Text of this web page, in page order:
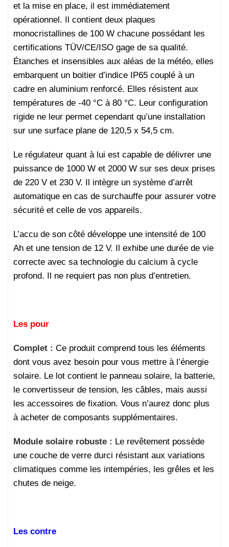
et la mise en place, il est immédiatement
opérationnel. Il contient deux plaques
monocristallines de 100 W chacune possédant les
certifications TÜV/CE/ISO gage de sa qualité.
Étanches et insensibles aux aléas de la météo, elles
embarquent un boitier d’indice IP65 couplé à un
cadre en aluminium renforcé. Elles résistent aux
températures de -40 °C à 80 °C. Leur configuration
rigide ne leur permet cependant qu’une installation
sur une surface plane de 120,5 x 54,5 cm.
Le régulateur quant à lui est capable de délivrer une
puissance de 1000 W et 2000 W sur ses deux prises
de 220 V et 230 V. Il intègre un système d’arrêt
automatique en cas de surchauffe pour assurer votre
sécurité et celle de vos appareils.
L’accu de son côté développe une intensité de 100
Ah et une tension de 12 V. Il exhibe une durée de vie
correcte avec sa technologie du calcium à cycle
profond. Il ne requiert pas non plus d’entretien.
Les pour
Complet : Ce produit comprend tous les éléments
dont vous avez besoin pour vous mettre à l’énergie
solaire. Le lot contient le panneau solaire, la batterie,
le convertisseur de tension, les câbles, mais aussi
les accessoires de fixation. Vous n’aurez donc plus
à acheter de composants supplémentaires.
Module solaire robuste : Le revêtement possède
une couche de verre durci résistant aux variations
climatiques comme les intempéries, les grêles et les
chutes de neige.
Les contre